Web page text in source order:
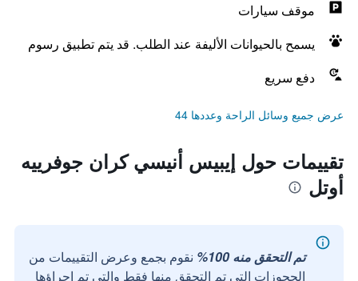
موقف سيارات
يسمح بالحيوانات الأليفة عند الطلب. قد يتم تطبيق رسوم
دفع سريع
عرض جميع وسائل الراحة وعددها 44
تقييمات حول إيبيس أنيسي كران جوفرييه
أوتل
تم التحقق منه 100%
نقوم بجمع وعرض التقييمات من
الحجوزات التي تم التحقق منها فقط والتي تم إجراؤها